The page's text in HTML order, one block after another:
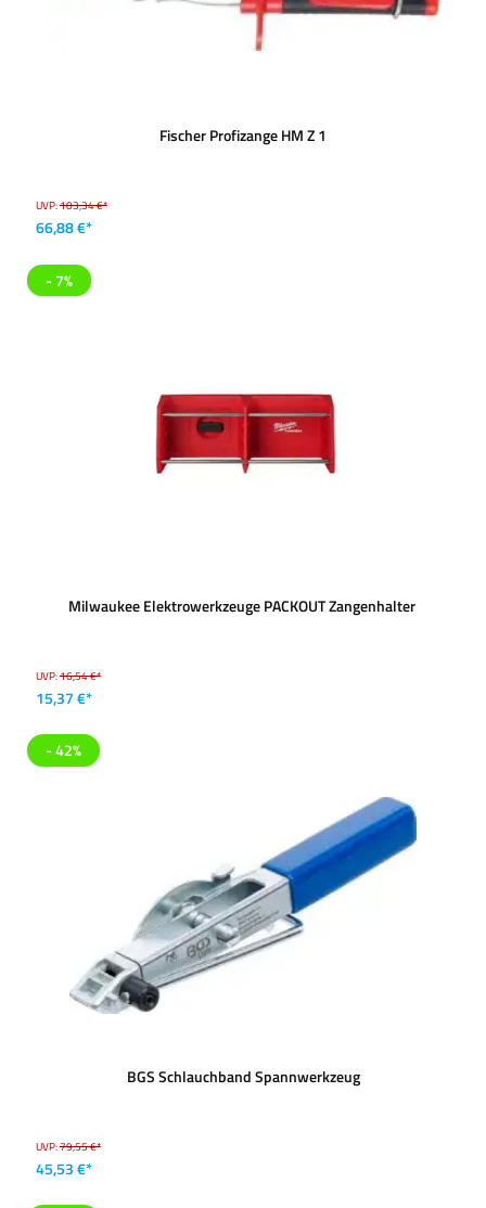
Fischer Profizange HM Z 1
UVP:103,34 €*
66,88 €*
- 7%
Milwaukee Elektrowerkzeuge PACKOUT Zangenhalter
UVP:16,54 €*
15,37 €*
- 42%
BGS Schlauchband Spannwerkzeug
UVP:79,55 €*
45,53 €*